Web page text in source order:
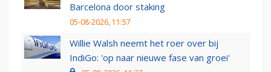
Barcelona door staking
05-08-2026, 11:57
Willie Walsh neemt het roer over bij
IndiGo: 'op naar nieuwe fase van groei'